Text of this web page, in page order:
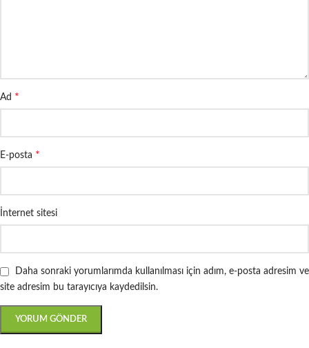
Ad *
E-posta *
İnternet sitesi
Daha sonraki yorumlarımda kullanılması için adım, e-posta adresim ve
site adresim bu tarayıcıya kaydedilsin.